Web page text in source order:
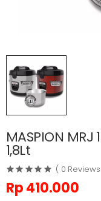
MASPION
1,8Lt
( 0
Rp410.000